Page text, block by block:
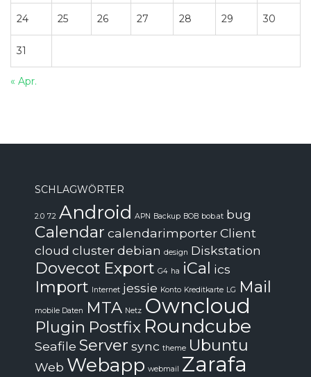
24 25 26 27 28 29 30
31
« Apr.
SCHLAGWÖRTER
2.0 7.2 Android APN Backup BOB bob.at bug
Calendar calendarimporterClient
cloud clusterdebian design Diskstation
Dovecot Export G4 ha iCal ics
Import Internet jessie Konto Kreditkarte LG Mail
mobile Daten MTA Netz Owncloud
Plugin Postfix Roundcube
Seafile Server sync theme Ubuntu
Web Webapp webmail Zarafa